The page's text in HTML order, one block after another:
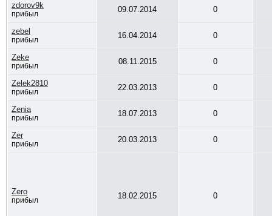
zdorov9k
прибыл 09.07.2014 0
zebel
прибыл 16.04.2014 0
Zeke
прибыл 08.11.2015 0
Zelek2810
прибыл 22.03.2013 0
Zenia
прибыл 18.07.2013 0
Zer
прибыл 20.03.2013 0
Zero
прибыл 18.02.2015 0